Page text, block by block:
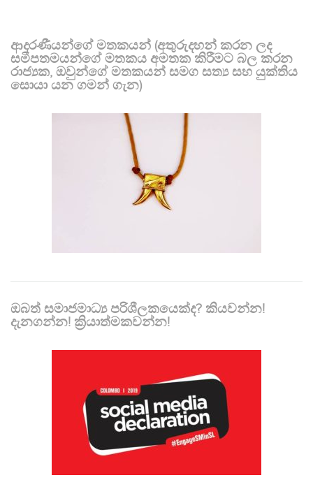
ආදරණීයන්ගේ මතකයන් (අතුරුදහන් කරන ලද
සමීපතමයන්ගේ මතකය අමතක කිරීමට බල කරන
රාජ්‍යක, ඔවුන්ගේ මතකයන් සමග සත්‍ය සහ යුක්තිය
සොයා යන ගමන් ගැන)
ඔබත් සමාජමාධ්‍ය පරිශීලකයෙක්ද? කියවන්න!
දැනගන්න! ක්‍රියාත්මකවන්න!